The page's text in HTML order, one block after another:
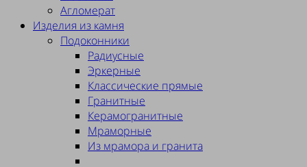
Агломерат
Изделия из камня
Подоконники
Радиусные
Эркерные
Классические прямые
Гранитные
Керамогранитные
Мраморные
Из мрамора и гранита